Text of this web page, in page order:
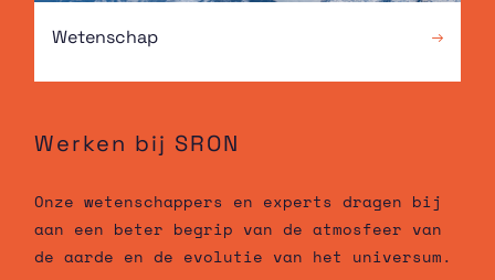
Wetenschap
Werken bij SRON
Onze wetenschappers en experts dragen bij
aan een beter begrip van de atmosfeer van
de aarde en de evolutie van het universum.